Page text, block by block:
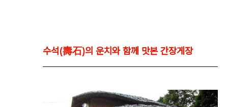
수석(壽石)의 운치와 함께 맛본 간장게장